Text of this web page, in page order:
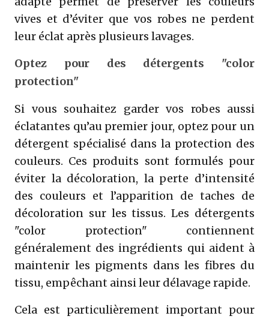
vives et d’éviter que vos robes ne perdent
leur éclat après plusieurs lavages.
Optez pour des détergents "color
protection"
Si vous souhaitez garder vos robes aussi
éclatantes qu’au premier jour, optez pour un
détergent spécialisé dans la protection des
couleurs. Ces produits sont formulés pour
éviter la décoloration, la perte d’intensité
des couleurs et l’apparition de taches de
décoloration sur les tissus. Les détergents
"color protection" contiennent
généralement des ingrédients qui aident à
maintenir les pigments dans les fibres du
tissu, empêchant ainsi leur délavage rapide.
Cela est particulièrement important pour